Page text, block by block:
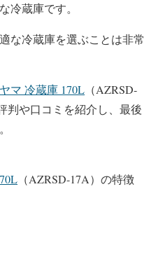
冷蔵庫です。
な冷蔵庫を選ぶことは非常
マ 冷蔵庫 170L （AZRSD-
判や口コミを紹介し、最後
（AZRSD-17A）の特徴